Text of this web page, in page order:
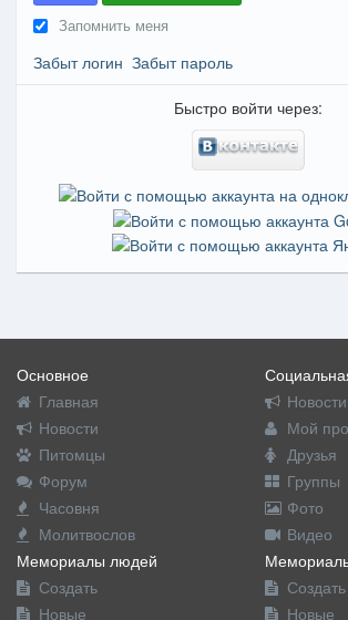
Запомнить меня
Забыт логин Забыт пароль
Быстро войти через:
Основное
Главная
Новости
Питомцы
Форум
Часовня
Молитвослов
Новости
Мой
Друзья
Группы
Фото
Видео
Мемориалы людей
Создать
Новые
Создать
Новые